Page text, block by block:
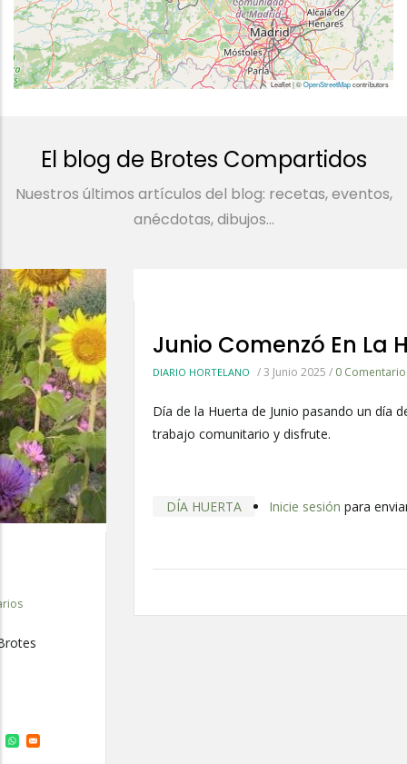
Leaflet | ©OpenStreetMapcontributors
El blog de Brotes Compartidos
Nuestros últimos artículos del blog: recetas, eventos,
anécdotas, dibujos...
Junio Comenzó En La Huerta
Día de la Huerta de Junio pasando un día de encuentro,